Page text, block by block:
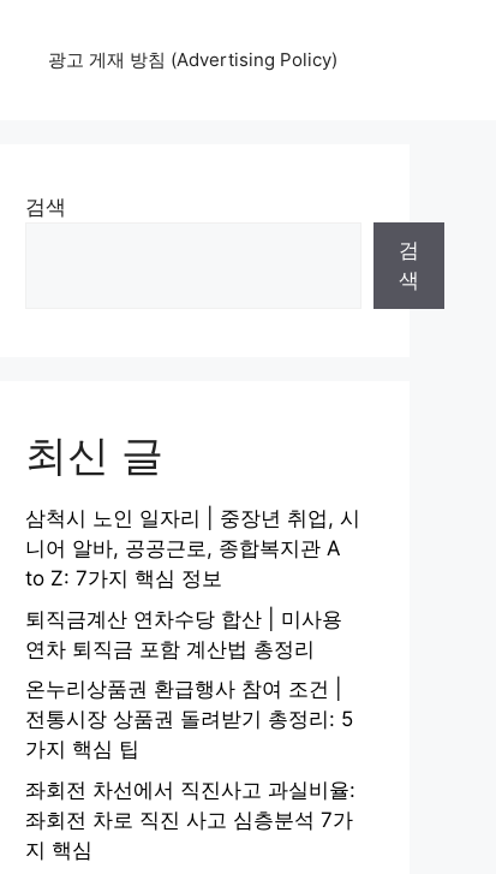
광고 게재 방침 (Advertising Policy)
검색
검
색
최신 글
삼척시 노인 일자리 | 중장년 취업, 시
니어 알바, 공공근로, 종합복지관 A
to Z: 7가지 핵심 정보
퇴직금계산 연차수당 합산 | 미사용
연차 퇴직금 포함 계산법 총정리
온누리상품권 환급행사 참여 조건 |
전통시장 상품권 돌려받기 총정리: 5
가지 핵심 팁
좌회전 차선에서 직진사고 과실비율:
좌회전 차로 직진 사고 심층분석 7가
지 핵심